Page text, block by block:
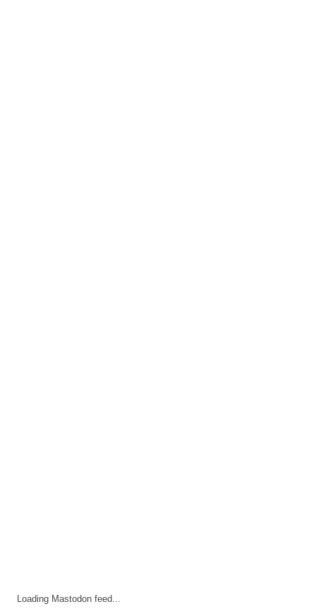
Loading Mastodon feed...